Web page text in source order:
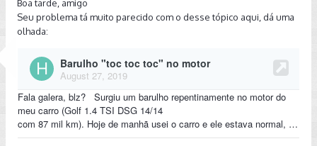
Boa tarde, amigo
Seu problema tá muito parecido com o desse tópico aqui, dá uma
olhada: